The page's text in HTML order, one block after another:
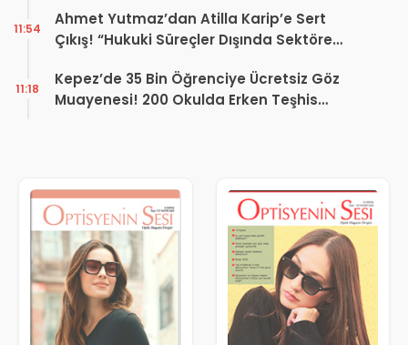
Ahmet Yutmaz’dan Atilla Karip’e Sert
Çıkış! “Hukuki Süreçler Dışında Sektöre
11:54
Kepez’de 35 Bin Öğrenciye Ücretsiz Göz
Muayenesi! 200 Okulda Erken Teşhis
11:18